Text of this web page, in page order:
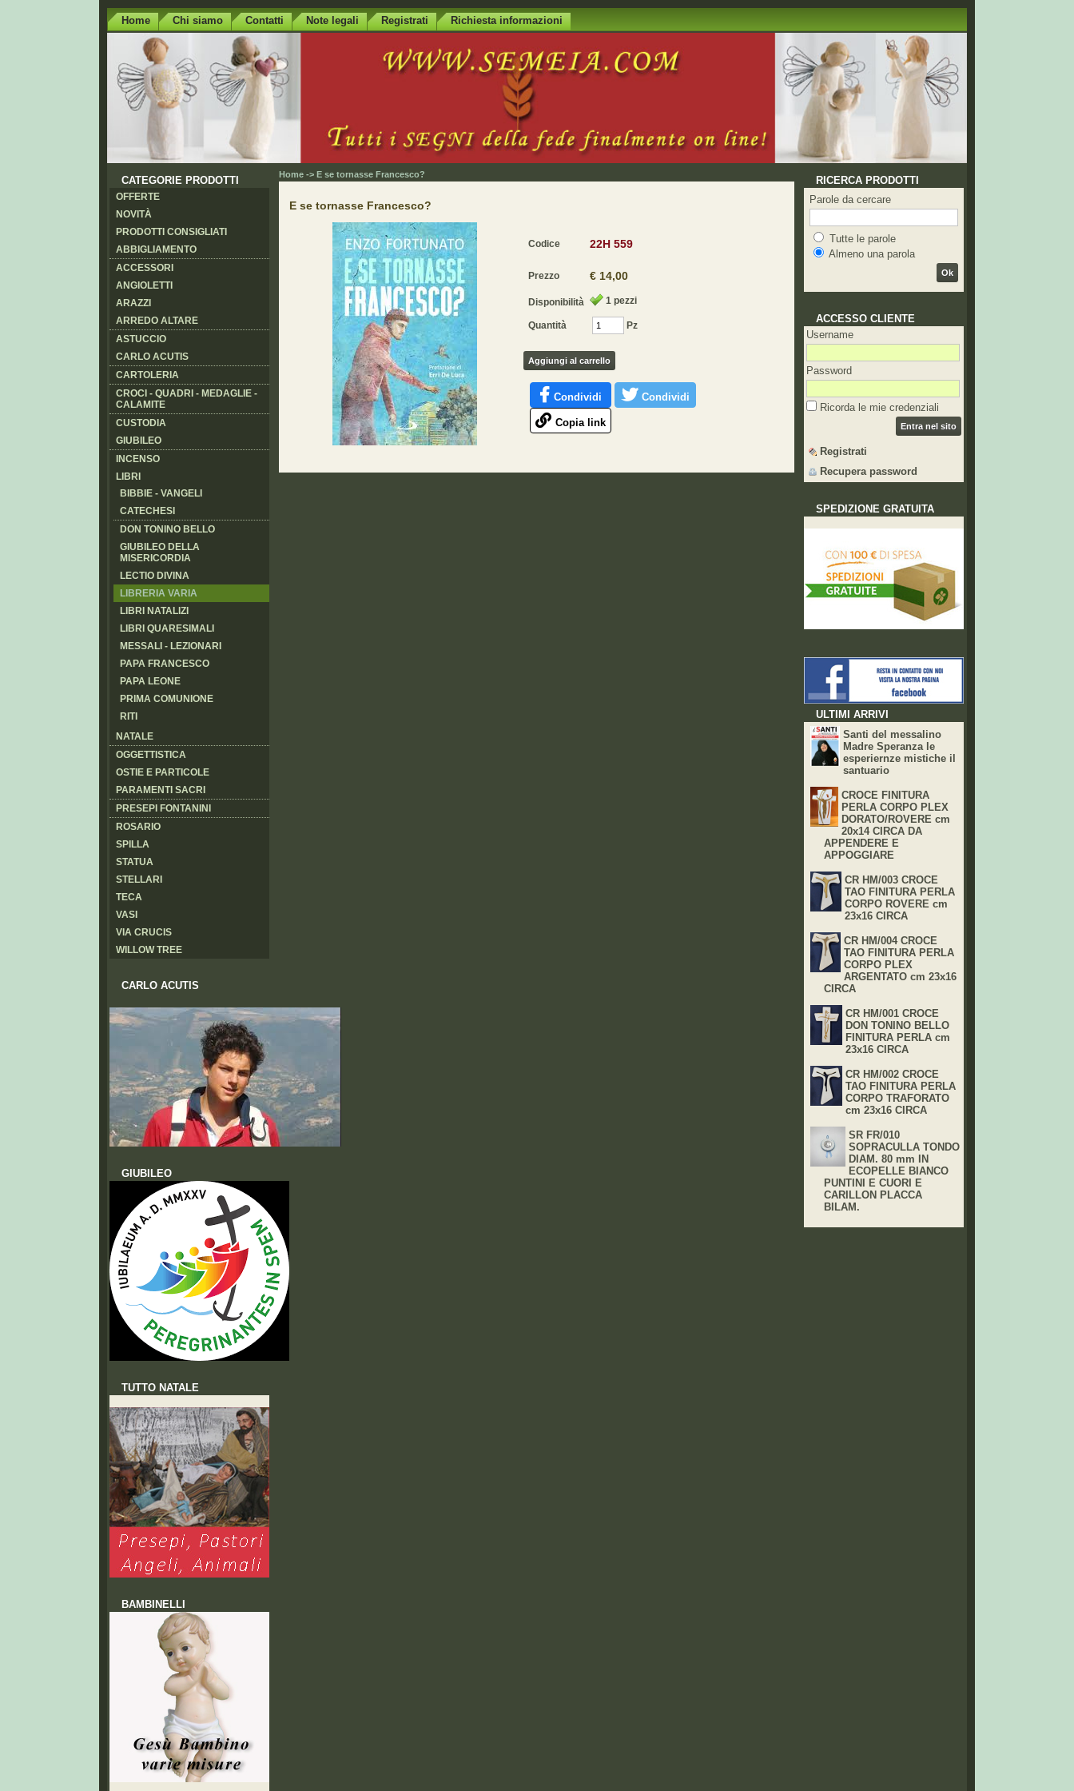
Home Chi siamo Contatti Note legali Registrati Richiesta informazioni
CATEGORIE PRODOTTI
OFFERTE
NOVITÀ
PRODOTTI CONSIGLIATI
ABBIGLIAMENTO
ACCESSORI
ANGIOLETTI
ARAZZI
ARREDO ALTARE
ASTUCCIO
CARLO ACUTIS
CARTOLERIA
CROCI - QUADRI - MEDAGLIE -
CALAMITE
CUSTODIA
GIUBILEO
INCENSO
LIBRI
BIBBIE - VANGELI
CATECHESI
DON TONINO BELLO
GIUBILEO DELLA
MISERICORDIA
LECTIO DIVINA
LIBRERIA VARIA
LIBRI NATALIZI
LIBRI QUARESIMALI
MESSALI - LEZIONARI
PAPA FRANCESCO
PAPA LEONE
PRIMA COMUNIONE
RITI
NATALE
OGGETTISTICA
OSTIE E PARTICOLE
PARAMENTI SACRI
PRESEPI FONTANINI
ROSARIO
SPILLA
STATUA
STELLARI
TECA
VASI
VIA CRUCIS
WILLOW TREE
CARLO ACUTIS
GIUBILEO
TUTTO NATALE
BAMBINELLI
Home -> E se tornasse Francesco?
E se tornasse Francesco?
Codice 22H 559
Prezzo € 14,00
Disponibilità 1 pezzi
Quantità Pz
Aggiungi al carrello
Condividi Condividi
Copia link
RICERCA PRODOTTI
Parole da cercare
Tutte le parole
Almeno una parola
Ok
ACCESSO CLIENTE
Username
Password
Ricorda le mie credenziali
Entra nel sito
Registrati
Recupera password
SPEDIZIONE GRATUITA
ULTIMI ARRIVI
Santi del messalino
Madre Speranza le
esperiernze mistiche il
santuario
CROCE FINITURA
PERLA CORPO PLEX
DORATO/ROVERE cm
20x14 CIRCA DA
APPENDERE E
APPOGGIARE
CR HM/003 CROCE
TAO FINITURA PERLA
CORPO ROVERE cm
23x16 CIRCA
CR HM/004 CROCE
TAO FINITURA PERLA
CORPO PLEX
ARGENTATO cm 23x16
CIRCA
CR HM/001 CROCE
DON TONINO BELLO
FINITURA PERLA cm
23x16 CIRCA
CR HM/002 CROCE
TAO FINITURA PERLA
CORPO TRAFORATO
cm 23x16 CIRCA
SR FR/010
SOPRACULLA TONDO
DIAM. 80 mm IN
ECOPELLE BIANCO
PUNTINI E CUORI E
CARILLON PLACCA
BILAM.